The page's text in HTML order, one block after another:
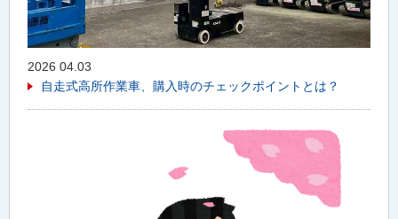
2026 04.03
自走式高所作業車、購入時のチェックポイントとは？